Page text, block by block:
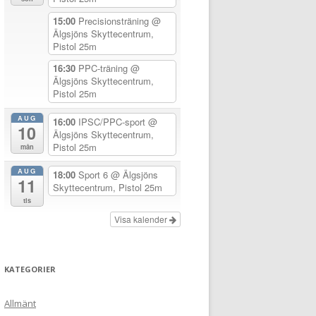
15:00 Precisionsträning @
Älgsjöns Skyttecentrum,
Pistol 25m
16:30 PPC-träning @
Älgsjöns Skyttecentrum,
Pistol 25m
AUG
10
mån
16:00 IPSC/PPC-sport @
Älgsjöns Skyttecentrum,
Pistol 25m
AUG
11
tis
18:00 Sport 6 @ Älgsjöns
Skyttecentrum, Pistol 25m
Visa kalender
KATEGORIER
Allmänt